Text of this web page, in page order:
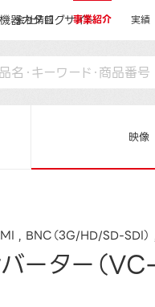
器カタログサイト
会社情報 事業紹介 実績
映像
BNC（3G/HD/SD-SDI）
ーター（